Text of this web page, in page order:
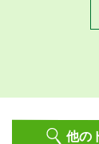
他の